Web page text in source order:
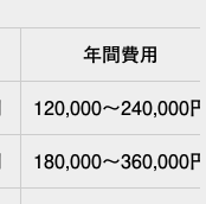
年間費用
120,000〜240,000
180,000〜360,000